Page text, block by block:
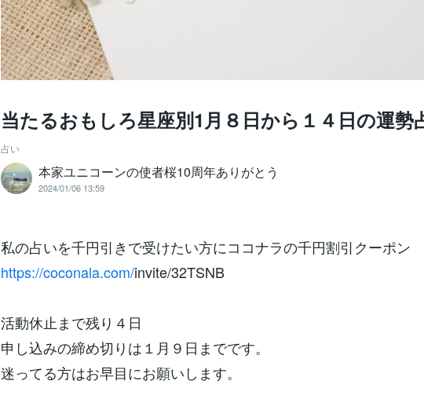
当たるおもしろ星座別1月８日から１４日の運勢
占い
本家ユニコーンの使者桜10周年ありがとう
2024/01/06 13:59
私の占いを千円引きで受けたい方にココナラの千円割引クーポン
https://coconala.com/invite/32TSNB
活動休止まで残り４日
申し込みの締め切りは１月９日までです。
迷ってる方はお早目にお願いします。